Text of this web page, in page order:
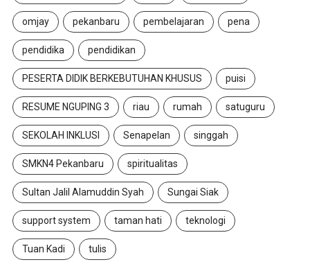
omjay pekanbaru pembelajaran pena
pendidika pendidikan
PESERTA DIDIK BERKEBUTUHAN KHUSUS puisi
RESUME NGUPING 3 riau rumah satuguru
SEKOLAH INKLUSI Senapelan singgah
SMKN4 Pekanbaru spiritualitas
Sultan Jalil Alamuddin Syah Sungai Siak
support system taman hati teknologi
Tuan Kadi tulis